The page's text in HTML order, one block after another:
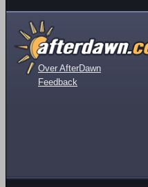
Over AfterDawn
Feedback